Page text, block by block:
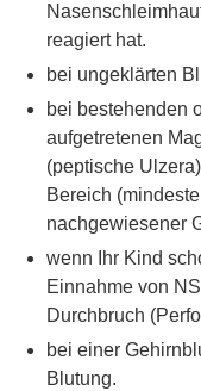
reagiert hat.
bei ungeklärten
bei bestehenden
aufgetretenen
(peptische
Bereich
nachgewiesener
wenn Ihr Kind
Einnahme von
Durchbruch
bei einer
Blutung.